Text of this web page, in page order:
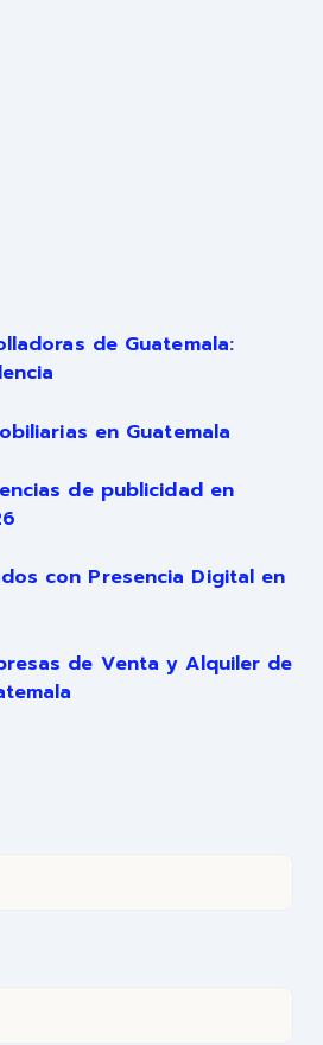
de Guatemala:
en Guatemala
de publicidad en
con Presencia Digital en
de Venta y Alquiler de